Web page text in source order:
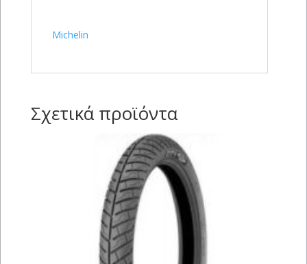
Michelin
Σχετικά προϊόντα